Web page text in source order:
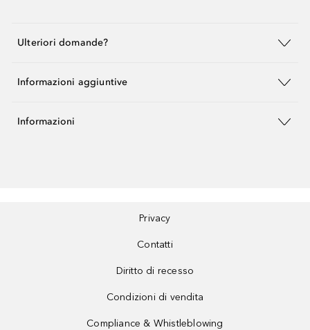
Ulteriori domande?
Informazioni aggiuntive
Informazioni
Privacy
Contatti
Diritto di recesso
Condizioni di vendita
Compliance & Whistleblowing